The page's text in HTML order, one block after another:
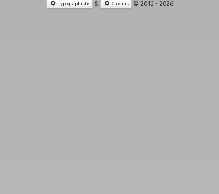
Typographiste & Croquis © 2012 - 2026